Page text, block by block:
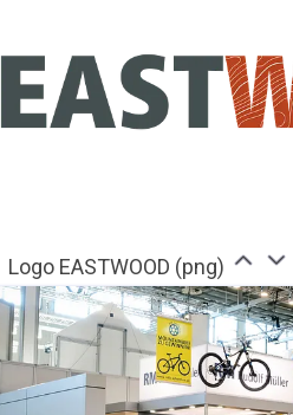
Logo EASTWOOD (png)